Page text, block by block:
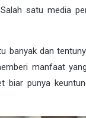
satu media
banyak dan
manfaat
biar punya